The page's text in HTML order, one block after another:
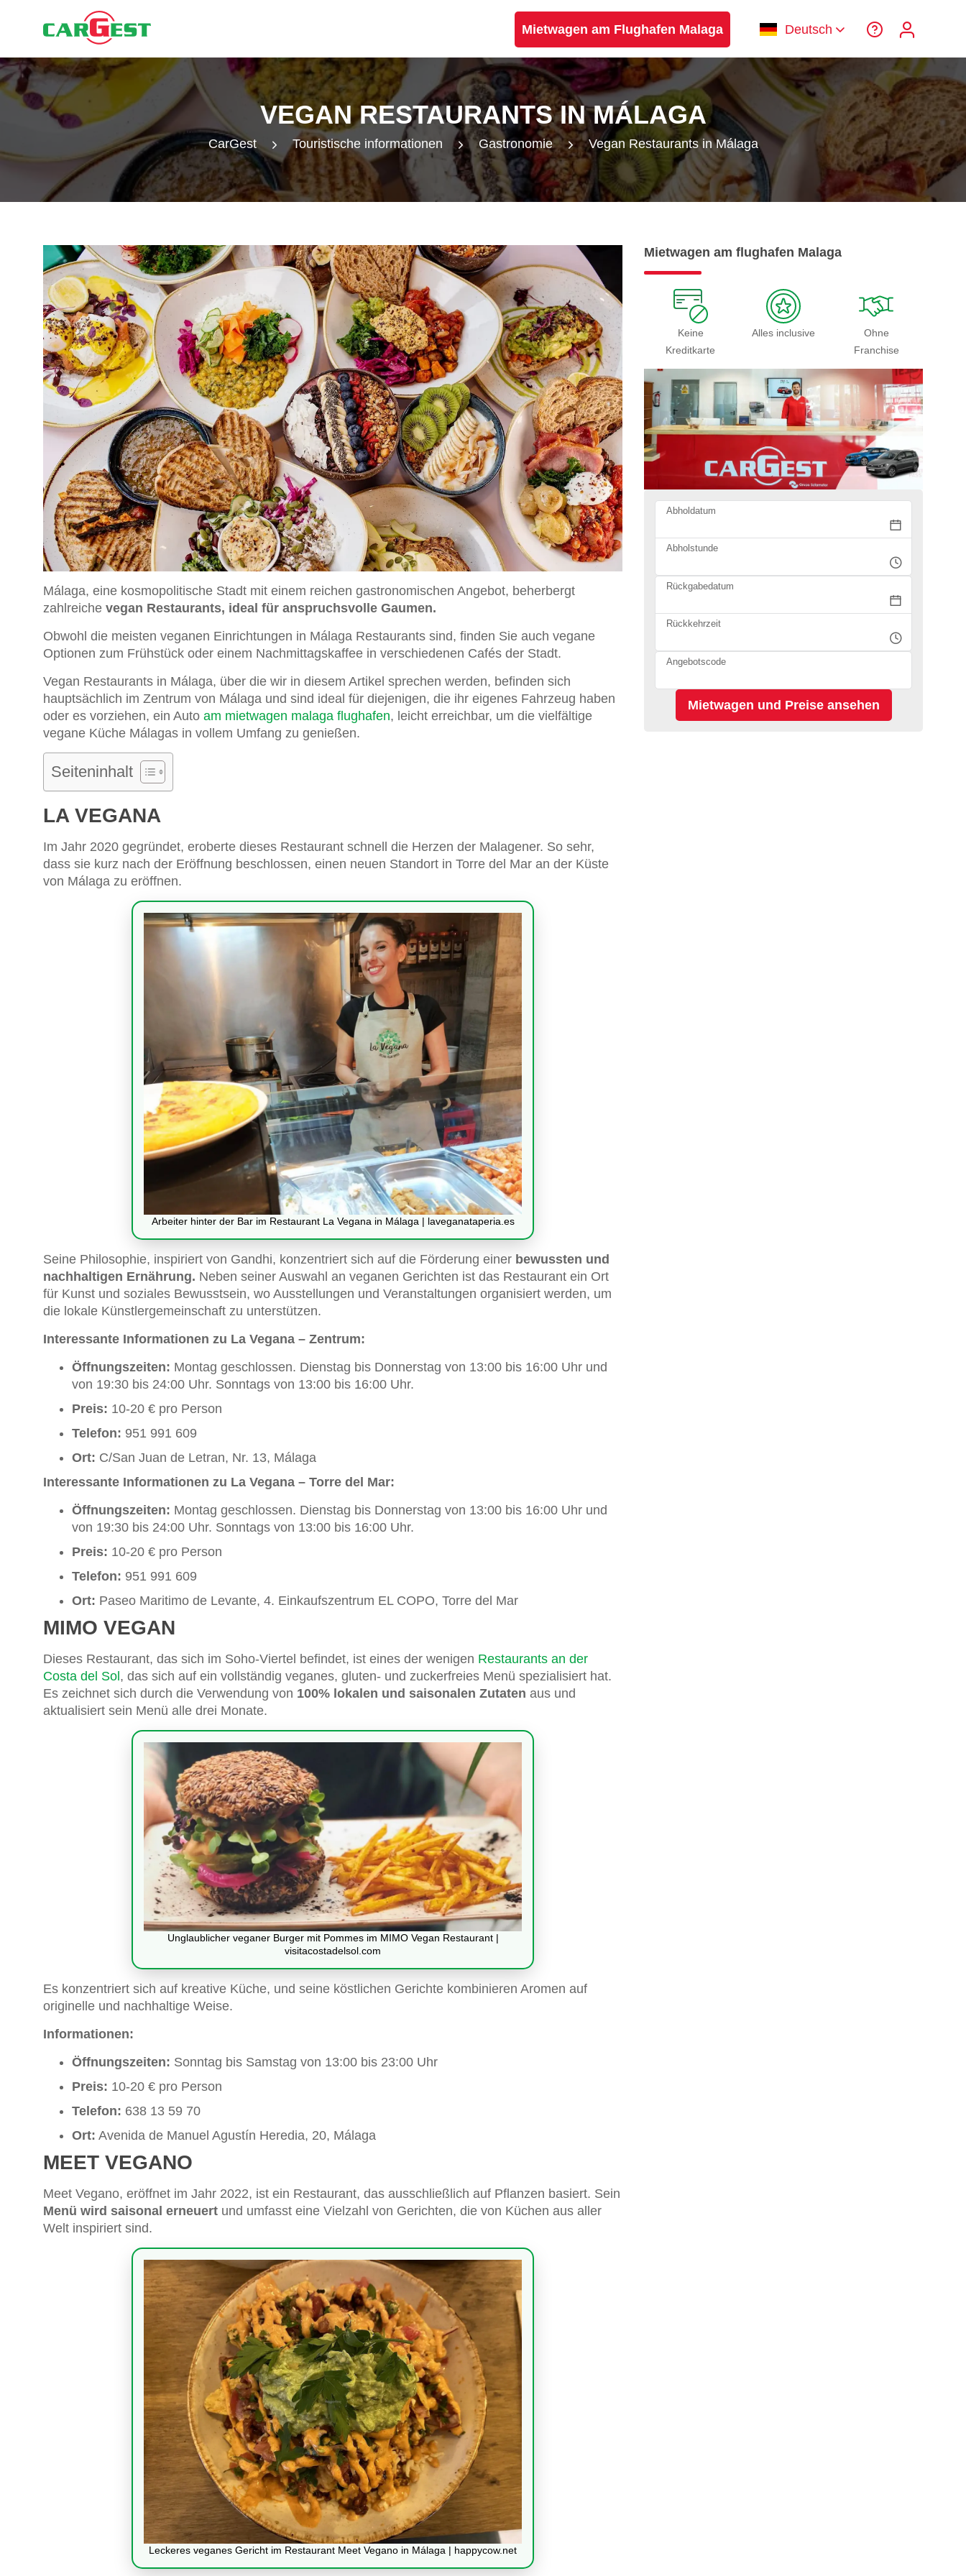
Mietwagen am Flughafen Malaga Deutsch
VEGAN RESTAURANTS IN MÁLAGA
CarGest Touristische informationen Gastronomie Vegan Restaurants in Málaga
Málaga, eine kosmopolitische Stadt mit einem reichen gastronomischen Angebot, beherbergt
zahlreiche vegan Restaurants, ideal für anspruchsvolle Gaumen.
Obwohl die meisten veganen Einrichtungen in Málaga Restaurants sind, finden Sie auch vegane
Optionen zum Frühstück oder einem Nachmittagskaffee in verschiedenen Cafés der Stadt.
Vegan Restaurants in Málaga, über die wir in diesem Artikel sprechen werden, befinden sich
hauptsächlich im Zentrum von Málaga und sind ideal für diejenigen, die ihr eigenes Fahrzeug haben
oder es vorziehen, ein Auto am mietwagen malaga flughafen, leicht erreichbar, um die vielfältige
vegane Küche Málagas in vollem Umfang zu genießen.
Seiteninhalt
LA VEGANA
Im Jahr 2020 gegründet, eroberte dieses Restaurant schnell die Herzen der Malagener. So sehr,
dass sie kurz nach der Eröffnung beschlossen, einen neuen Standort in Torre del Mar an der Küste
von Málaga zu eröffnen.
Arbeiter hinter der Bar im Restaurant La Vegana in Málaga | laveganataperia.es
Seine Philosophie, inspiriert von Gandhi, konzentriert sich auf die Förderung einer bewussten und
nachhaltigen Ernährung. Neben seiner Auswahl an veganen Gerichten ist das Restaurant ein Ort
für Kunst und soziales Bewusstsein, wo Ausstellungen und Veranstaltungen organisiert werden, um
die lokale Künstlergemeinschaft zu unterstützen.
Interessante Informationen zu La Vegana – Zentrum:
Öffnungszeiten: Montag geschlossen. Dienstag bis Donnerstag von 13:00 bis 16:00 Uhr und
von 19:30 bis 24:00 Uhr. Sonntags von 13:00 bis 16:00 Uhr.
Preis: 10-20 € pro Person
Telefon: 951 991 609
Ort: C/San Juan de Letran, Nr. 13, Málaga
Interessante Informationen zu La Vegana – Torre del Mar:
Öffnungszeiten: Montag geschlossen. Dienstag bis Donnerstag von 13:00 bis 16:00 Uhr und
von 19:30 bis 24:00 Uhr. Sonntags von 13:00 bis 16:00 Uhr.
Preis: 10-20 € pro Person
Telefon: 951 991 609
Ort: Paseo Maritimo de Levante, 4. Einkaufszentrum EL COPO, Torre del Mar
MIMO VEGAN
Dieses Restaurant, das sich im Soho-Viertel befindet, ist eines der wenigen Restaurants an der
Costa del Sol , das sich auf ein vollständig veganes, gluten- und zuckerfreies Menü spezialisiert hat.
Es zeichnet sich durch die Verwendung von 100% lokalen und saisonalen Zutaten aus und
aktualisiert sein Menü alle drei Monate.
Unglaublicher veganer Burger mit Pommes im MIMO Vegan Restaurant |
visitacostadelsol.com
Es konzentriert sich auf kreative Küche, und seine köstlichen Gerichte kombinieren Aromen auf
originelle und nachhaltige Weise.
Informationen:
Öffnungszeiten: Sonntag bis Samstag von 13:00 bis 23:00 Uhr
Preis: 10-20 € pro Person
Telefon: 638 13 59 70
Ort: Avenida de Manuel Agustín Heredia, 20, Málaga
MEET VEGANO
Meet Vegano, eröffnet im Jahr 2022, ist ein Restaurant, das ausschließlich auf Pflanzen basiert. Sein
Menü wird saisonal erneuert und umfasst eine Vielzahl von Gerichten, die von Küchen aus aller
Welt inspiriert sind.
Leckeres veganes Gericht im Restaurant Meet Vegano in Málaga | happycow.net
Mietwagen am flughafen Malaga
Keine
Kreditkarte
Alles inclusive
Ohne
Franchise
Abholdatum
Abholstunde
Rückgabedatum
Rückkehrzeit
Angebotscode